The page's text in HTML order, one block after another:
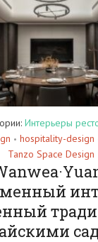
Интерьеры
• hospitality-design
Tanzo Space Design